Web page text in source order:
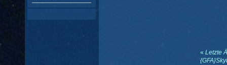
« Letzte